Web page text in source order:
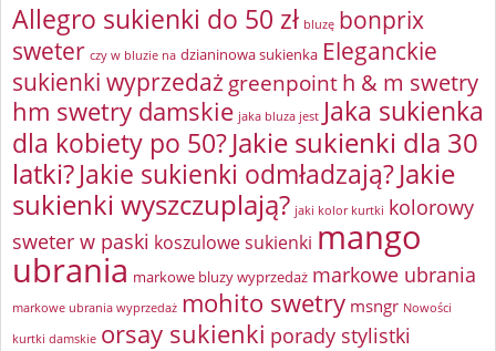
Allegro sukienki do 50 zł bluzę bonprix
sweter czy w bluzie na dzianinowa sukienka Eleganckie
sukienki wyprzedaż greenpointh & m swetry
hm swetry damskie jaka bluza jest Jaka sukienka
dla kobiety po 50?Jakie sukienki dla 30
latki?Jakie sukienki odmładzają?Jakie
sukienki wyszczuplają? jaki kolor kurtki kolorowy
sweter w paski koszulowe sukienki mango
ubrania markowe bluzy wyprzedaż markowe ubrania
markowe ubrania wyprzedaż mohito swetry msngr Nowości
kurtki damskie orsay sukienki porady stylistki